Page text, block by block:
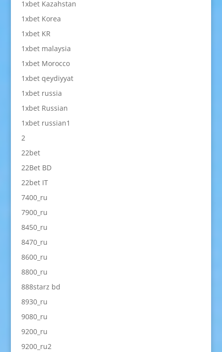
1xbet Kazahstan
1xbet Korea
1xbet KR
1xbet malaysia
1xbet Morocco
1xbet qeydiyyat
1xbet russia
1xbet Russian
1xbet russian1
2
22bet
22Bet BD
22bet IT
7400_ru
7900_ru
8450_ru
8470_ru
8600_ru
8800_ru
888starz bd
8930_ru
9080_ru
9200_ru
9200_ru2